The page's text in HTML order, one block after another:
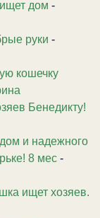
дом -
руки -
кошечку
Бенедикту!
и надежного
8 мес -
ищет хозяев.